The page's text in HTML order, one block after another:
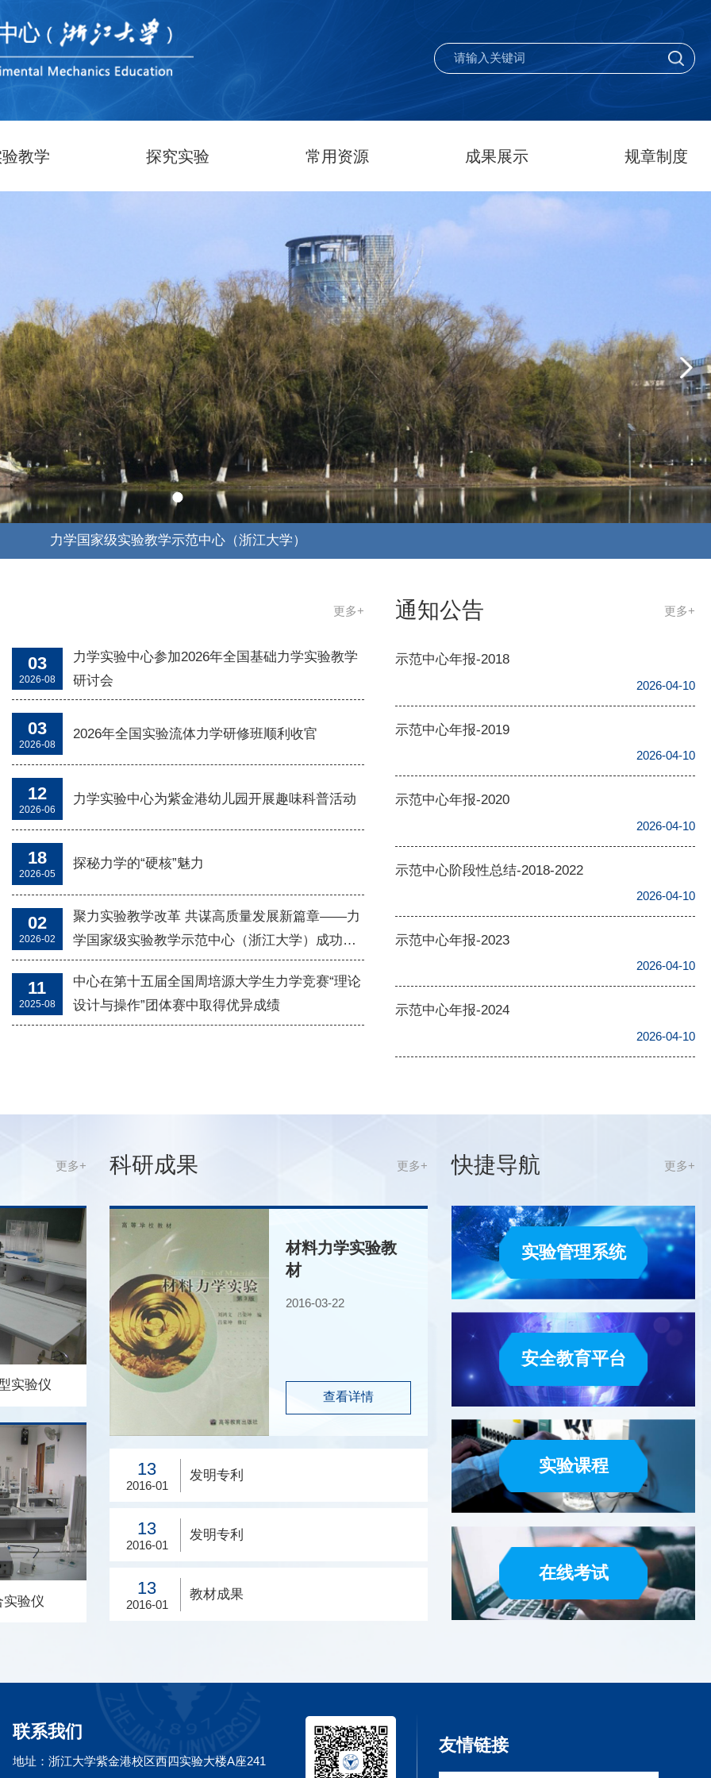
教学 探究实验 常用资源 成果展示 规章制度
力学国家级实验教学示范中心（浙江大学）
更多+
力学实验中心参加2026年全国基础力学实验教学研讨会
会促交流，以竞赛促成长——力学实验中心参加2026年全国基础力
验教学研讨会2026年7月24日至26日，2026年全国基础力学实验教
讨会在成都顺利召开。本次会议由中国力学学会教育工作委员会主
础力学实验讲课比赛评委，并在大会报告环节作了题为《理论力学
教学改革、力学实验科普等方面的探索与实践成果。佘文轩老师参
理力与流体组讲课比赛，以扎实的教学基本功和清晰的教学设计荣
等奖。中心教师还参加了实验教学技术培训与实操等环节，与兄弟
同行就基础力学实验教学的新模式、新体系及人工智能赋能实验教
前沿议题进行了深入交流。图2 李华锋老师做专题报告图3 佘文轩
模拟讲课此次参会，展示了力学国家级实验教学示范中心（浙江大
在实验教学改革与青年教师培养方面的阶段性成效。力学实验中心
续依托国家级平台优势，聚焦教学质量提升与教学创新，积极参与
平教学交流活动，持续推动实验教学高质量发展。
03
2026-08
力学实验中心参加2026年全国基础力学实验教学
研讨会
03
2026-08
2026年全国实验流体力学研修班顺利收官
12
2026-06
力学实验中心为紫金港幼儿园开展趣味科普活动
18
2026-05
探秘力学的“硬核”魅力
02
2026-02
聚力实验教学改革 共谋高质量发展新篇章——力
学国家级实验教学示范中心（浙江大学）成功召
开2026年度教学指导委员会会议
11
2025-08
中心在第十五届全国周培源大学生力学竞赛“理论
设计与操作”团体赛中取得优异成绩
通知公告 更多+
示范中心年报-2018
2026-04-10
示范中心年报-2019
2026-04-10
示范中心年报-2020
2026-04-10
示范中心阶段性总结-2018-2022
2026-04-10
示范中心年报-2023
2026-04-10
示范中心年报-2024
2026-04-10
更多+
实验仪
实验仪
综合型实验仪
量方程，测定
定动量修正系
角度与动量力
1. 定量测量
验证、射流
性分析实验
实验装置的
实验仪
-水压差计及电
制hf~lgv曲
雷诺实验仪
雷诺实验仪
雷诺实验仪〖用途〗 用于再现雷诺
1883年观测管流中层流至紊流的实验，
测定各种流态阶段的雷诺数，Re=ud
/n 尤其是作为判断的下临界雷诺数。
◇ 名称：雷诺实验仪〖主要功
与下临界雷诺数，结果符合：Re下临
=2000—2300； 2. 定性分析实验——
下临界广义雷诺数。
伯努利方程综合实验仪
和能量转化，比较均匀流和急变流的动
自循环流动演示仪(1套7件)
自循环流动演示仪(1套7件)
自循环流动演示仪(1套7件) 〖用途〗适
合于工程流体力学（水力学）教学实
紊流流动30余种流谱图案及相关原理。
如：演示内流场的漩涡形成、边界层分
离、介质传输、水塞等流道流谱；演示
外流的尾迹形成、卡门涡街、传质传热
等流场流谱；演示射流元件、附壁效应
谱；演示外流的尾迹形成、卡门涡街、
附壁效应与射流控制原理等流线流谱共
30余种。2. 是以狭缝流道为显示屏
面，水为工作流体，空气泡为示踪介
质，由显示屏、水泵、可控硅无级调速
自循环流谱流线显示仪 (1套3件)
途〗 适合于专业性流体力学、水力
学实验教学，全校性新生研讨课的创新
启发教学，社会性科普教学，也适用于
自循环水击综合实验
自循环水击综合实验
自循环水击综合实验仪 〖用途
于专业性流体力学、水力学实验
会性科普教学。主要用于水击原
测、利用和消减等演示与分析性
验。 〖性能〗1．小型化综合性
示仪，具有水击发生机理与传播
量测、水击消减、水击利用等多
利用)工作原理装置。3．用透明
水击发生装置等组成的台式自循
查看详情
自循环虹吸原理实验
用的实验教学。 〖主要功能〗1
科研成果 更多+
材料力学实验教
材
2016-03-22
查看详情
13
2016-01
发明专利
13
2016-01
发明专利
13
2016-01
教材成果
快捷导航 更多+
实验管理系统
安全教育平台
实验课程
在线考试
联系我们
地址：浙江大学紫金港校区西四实验大楼A座241
友情链接